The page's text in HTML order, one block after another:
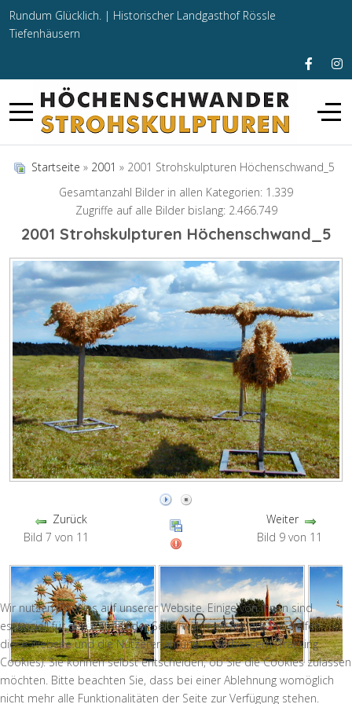
Rundum Glücklich. | Historischer Landgasthof Rössle
Tiefenhäusern
Startseite » 2001 » 2001 Strohskulpturen Höchenschwand_5
Gesamtanzahl Bilder in allen Kategorien: 1.339
Zugriffe auf alle Bilder bislang: 2.466.749
2001 Strohskulpturen Höchenschwand_5
Zurück
Bild 7 von 11
Weiter
Bild 9 von 11
Wir nutzen Cookies auf unserer Website. Einige von ihnen sind
essenziell für den Betrieb der Seite, während andere uns helfen,
diese Website und die Nutzererfahrung zu verbessern (Tracking
Cookies). Sie können selbst entscheiden, ob Sie die Cookies zulassen
möchten. Bitte beachten Sie, dass bei einer Ablehnung womöglich
nicht mehr alle Funktionalitäten der Seite zur Verfügung stehen.